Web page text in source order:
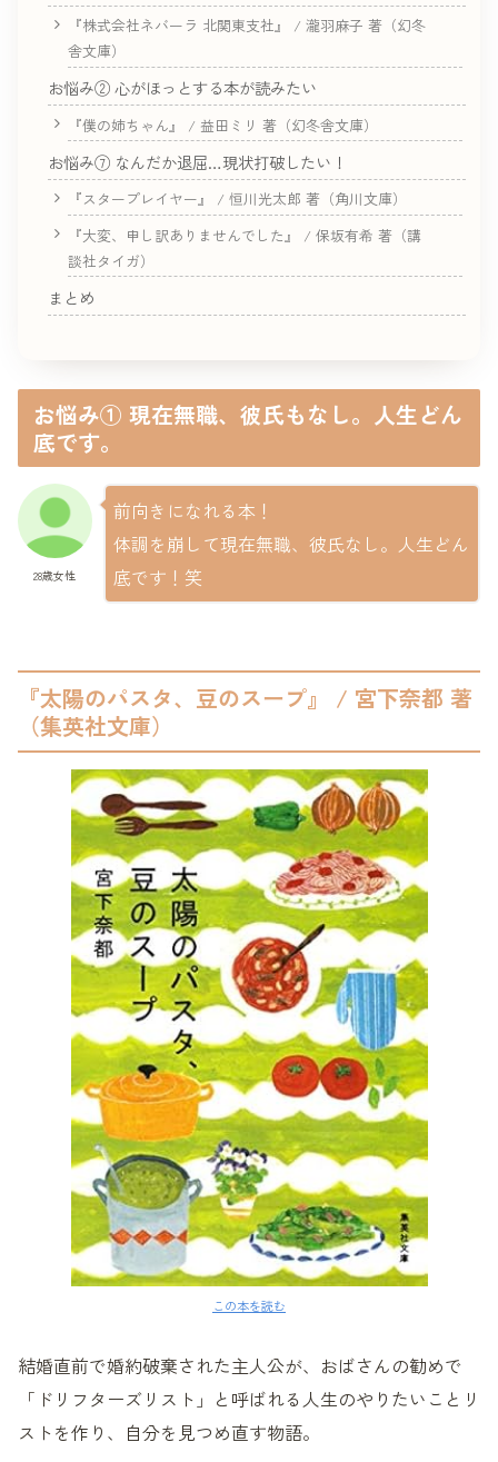
『株式会社ネバーラ 北関東支社』 / 瀧羽麻子 著（幻冬
舎文庫）
お悩み② 心がほっとする本が読みたい
『僕の姉ちゃん』 / 益田ミリ 著（幻冬舎文庫）
お悩み⑦ なんだか退屈…現状打破したい！
『スタープレイヤー』 / 恒川光太郎 著（角川文庫）
『大変、申し訳ありませんでした』 / 保坂有希 著（講
談社タイガ）
まとめ
お悩み① 現在無職、彼氏もなし。人生どん
底です。
28歳女性
前向きになれる本！
体調を崩して現在無職、彼氏なし。人生どん
底です！笑
『太陽のパスタ、豆のスープ』 / 宮下奈都 著
（集英社文庫）
この本を読む
結婚直前で婚約破棄された主人公が、おばさんの勧めで
「ドリフターズリスト」と呼ばれる人生のやりたいことリ
ストを作り、自分を見つめ直す物語。